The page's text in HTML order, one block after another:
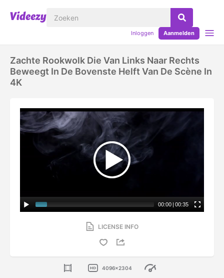
Inloggen Aanmelden
Zachte Rookwolk Die Van Links Naar Rechts
Beweegt In De Bovenste Helft Van De Scène In
4K
00:00 | 00:35
LICENSE INFO
4096x2304